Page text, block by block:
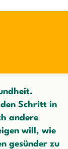
den Schritt in
andere
will, wie
gesünder zu